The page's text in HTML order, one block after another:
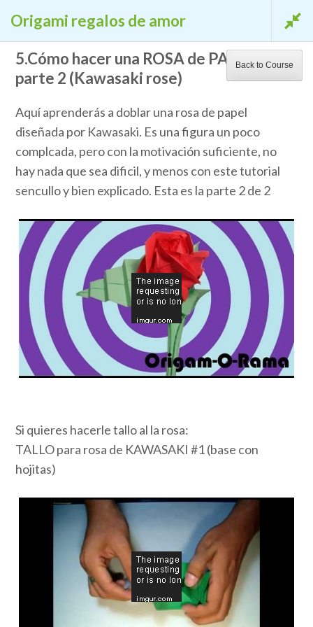
CIBERESCUELA
Saltar
contenido
(presiona
tecla
Intro)
La Ciberescuela
Aprende gratis
Ciberescuela.es School Zone | Desarrollado por Rara Theme
Funciona conWordPress
Origami regalos de amor
Back to Course
5.Cómo hacer una ROSA de PAPEL
parte 2 (Kawasaki rose)
Aquí aprenderás a doblar una rosa de papel
diseñada por Kawasaki. Es una figura un poco
complcada, pero con la motivación suficiente, no
hay nada que sea dificil, y menos con este tutorial
sencullo y bien explicado. Esta es la parte 2 de 2
Si quieres hacerle tallo al la rosa:
TALLO para rosa de KAWASAKI #1 (base con
hojitas)